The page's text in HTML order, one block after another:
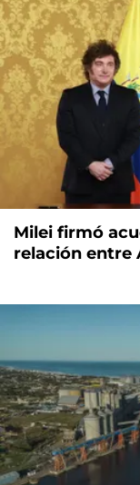
Milei firmó
relación entre